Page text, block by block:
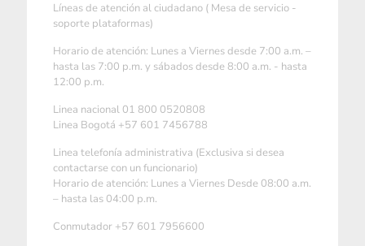
Líneas de atención al ciudadano ( Mesa de servicio -
soporte plataformas)
Horario de atención: Lunes a Viernes desde 7:00 a.m. –
hasta las 7:00 p.m. y sábados desde 8:00 a.m. - hasta
12:00 p.m.
Linea nacional 01 800 0520808
Linea Bogotá +57 601 7456788
Linea telefonía administrativa (Exclusiva si desea
contactarse con un funcionario)
Horario de atención: Lunes a Viernes Desde 08:00 a.m.
– hasta las 04:00 p.m.
Conmutador +57 601 7956600